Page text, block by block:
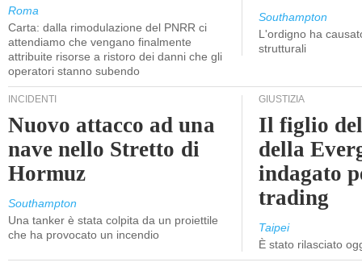
Roma
Carta: dalla rimodulazione del PNRR ci
attendiamo che vengano finalmente
attribuite risorse a ristoro dei danni che gli
operatori stanno subendo
Southampton
L'ordigno ha
strutturali
INCIDENTI
Nuovo attacco ad una
nave nello Stretto di
Hormuz
Southampton
Una tanker è stata colpita da un proiettile
che ha provocato un incendio
GIUSTIZIA
Il figlio
della
indagato
trading
Taipei
È stato rilasciato